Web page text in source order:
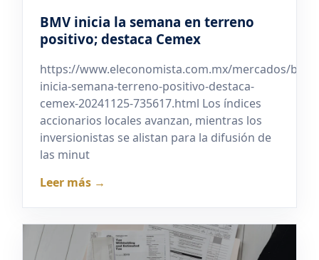
BMV inicia la semana en terreno
positivo; destaca Cemex
https://www.eleconomista.com.mx/mercados/bmv-
inicia-semana-terreno-positivo-destaca-
cemex-20241125-735617.html Los índices
accionarios locales avanzan, mientras los
inversionistas se alistan para la difusión de
las minut
Leer más →